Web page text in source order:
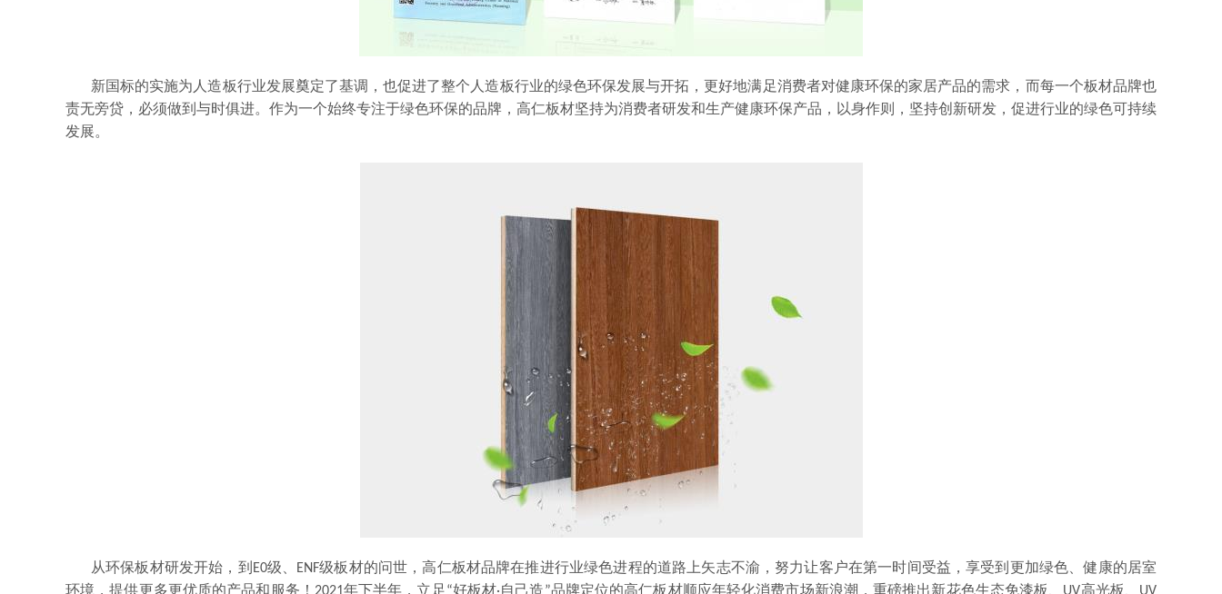
新国标的实施为人造板行业发展奠定了基调，也促进了整个人造板行业的绿色环保发展与开拓，更好地满足消费者对健康环保的家居产品的需求，而每一个板材品牌也
责无旁贷，必须做到与时俱进。作为一个始终专注于绿色环保的品牌，高仁板材坚持为消费者研发和生产健康环保产品，以身作则，坚持创新研发，促进行业的绿色可持续
发展。
从环保板材研发开始，到E0级、ENF级板材的问世，高仁板材品牌在推进行业绿色进程的道路上矢志不渝，努力让客户在第一时间受益，享受到更加绿色、健康的居室